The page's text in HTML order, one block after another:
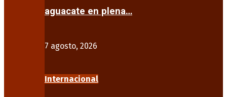
aguacate en plena…
7 agosto, 2026
Internacional